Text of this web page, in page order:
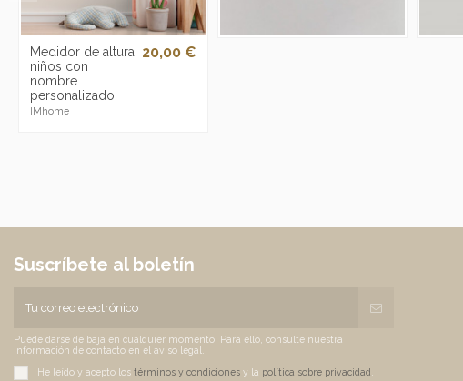
Medidor de altura
niños con
nombre
personalizado
IMhome
20,00 €
Suscríbete al boletín
Puede darse de baja en cualquier momento. Para ello, consulte nuestra
información de contacto en el aviso legal.
He leído y acepto los términos y condicionesy la política sobre privacidad